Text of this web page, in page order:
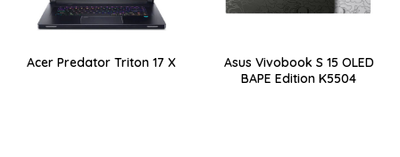
Acer Predator Triton 17 X
Asus Vivobook S 15 OLED
BAPE Edition K5504